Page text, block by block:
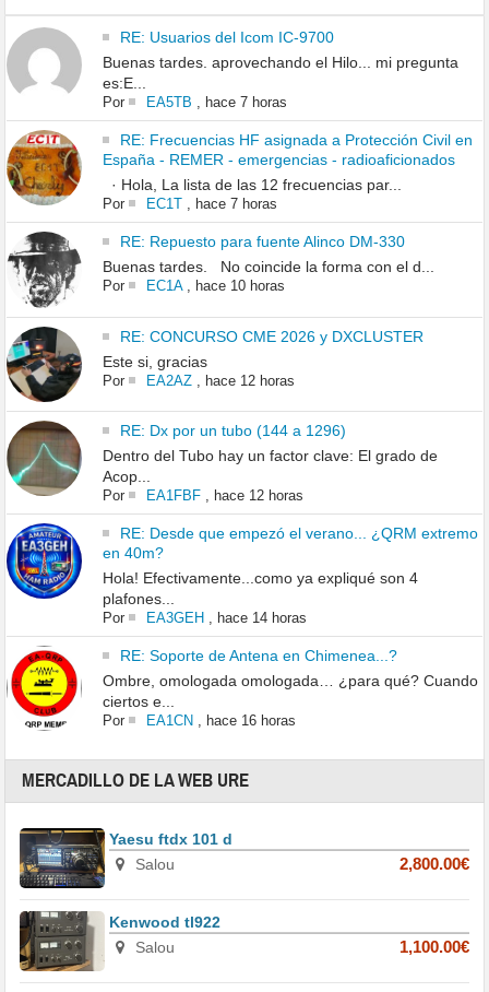
RE: Usuarios del Icom IC-9700
Buenas tardes. aprovechando el Hilo... mi pregunta
es:E...
Por EA5TB hace 7 horas
RE: Frecuencias HF asignada a Protección Civil en
España - REMER - emergencias - radioaficionados
· Hola, La lista de las 12 frecuencias par...
Por EC1T, hace 7 horas
RE: Repuesto para fuente Alinco DM-330
Buenas tardes. No coincide la forma con el d...
Por EC1A, hace 10 horas
RE: CONCURSO CME 2026 y DXCLUSTER
Este si, gracias
Por EA2AZ, hace 12 horas
RE: Dx por un tubo (144 a 1296)
Dentro del Tubo hay un factor clave: El grado de
Acop...
Por EA1FBF, hace 12 horas
RE: Desde que empezó el verano... ¿QRM extremo
en 40m?
Hola! Efectivamente...como ya expliqué son 4
plafones...
Por EA3GEH , hace 14 horas
RE: Soporte de Antena en Chimenea...?
Ombre, omologada omologada… ¿para qué? Cuando
ciertos e...
Por EA1CN , hace 16 horas
MERCADILLO DE LA WEB URE
Yaesu ftdx 101 d
Salou
2,800.00€
Kenwood tl922
Salou
1,100.00€